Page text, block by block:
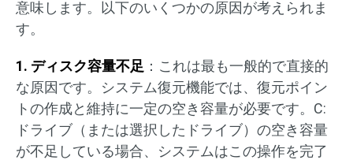
意味します。以下のいくつかの原因が考えられま
す。
1. ディスク容量不足 ：これは最も一般的で直接的
な原因です。システム復元機能では、復元ポイン
トの作成と維持に一定の空き容量が必要です。C:
ドライブ（または選択したドライブ）の空き容量
が不足している場合、システムはこの操作を完了